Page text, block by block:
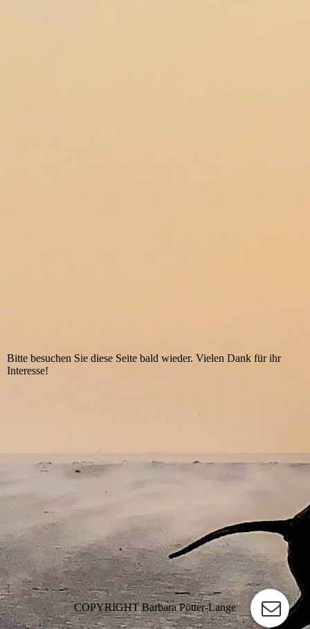
Bitte besuchen Sie diese Seite bald wieder. Vielen Dank für ihr
Interesse!
COPYRIGHT Barbara Pötter-Lange